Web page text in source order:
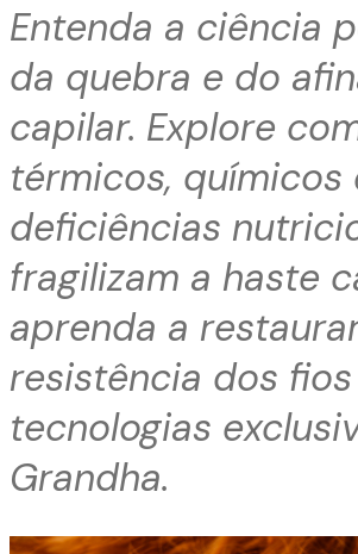
Entenda a ciência
da quebra e do
capilar. Explore
térmicos, químicos
deficiências
fragilizam a haste
aprenda a
resistência dos
tecnologias
Grandha.